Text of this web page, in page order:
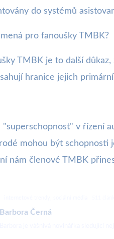
do systémů
pro fanoušky TMBK?
TMBK je to další
hranice jejich
"superschopnost" v řízení
mohou být schopnosti
nám členové TMBK
Barbora Černá